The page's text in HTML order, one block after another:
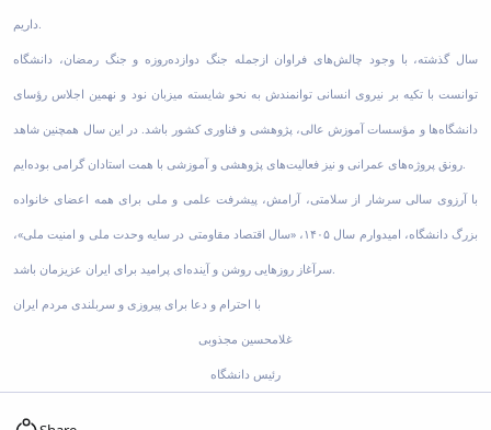
داریم.
سال گذشته، با وجود چالش‌های فراوان ازجمله جنگ دوازده‌روزه و جنگ رمضان، دانشگاه
توانست با تکیه بر نیروی انسانی توانمندش به نحو شایسته میزبان نود و نهمین اجلاس رؤسای
دانشگاه‌ها و مؤسسات آموزش عالی، پژوهشی و فناوری کشور باشد. در این سال همچنین شاهد
رونق پروژه‌های عمرانی و نیز فعالیت‌های پژوهشی و آموزشی با همت استادان گرامی بوده‌ایم.
با آرزوی سالی سرشار از سلامتی، آرامش، پیشرفت علمی و ملی برای همه اعضای خانواده
بزرگ دانشگاه، امیدوارم سال ۱۴۰۵، «سال اقتصاد مقاومتی در سایه وحدت ملی و امنیت ملی»،
سرآغاز روزهایی روشن و آینده‌ای پرامید برای ایران عزیزمان باشد.
با احترام و دعا برای پیروزی و سربلندی مردم ایران
غلامحسین مجذوبی
رئیس دانشگاه